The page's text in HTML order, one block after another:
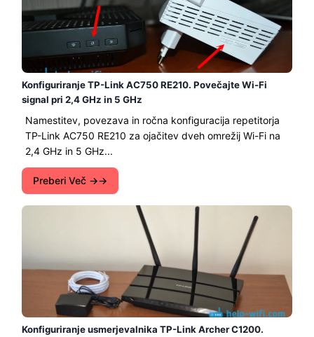
Konfiguriranje TP-Link AC750 RE210. Povečajte Wi-Fi
signal pri 2,4 GHz in 5 GHz
Namestitev, povezava in ročna konfiguracija repetitorja
TP-Link AC750 RE210 za ojačitev dveh omrežij Wi-Fi na
2,4 GHz in 5 GHz...
Preberi Več →
Konfiguriranje usmerjevalnika TP-Link Archer C1200.